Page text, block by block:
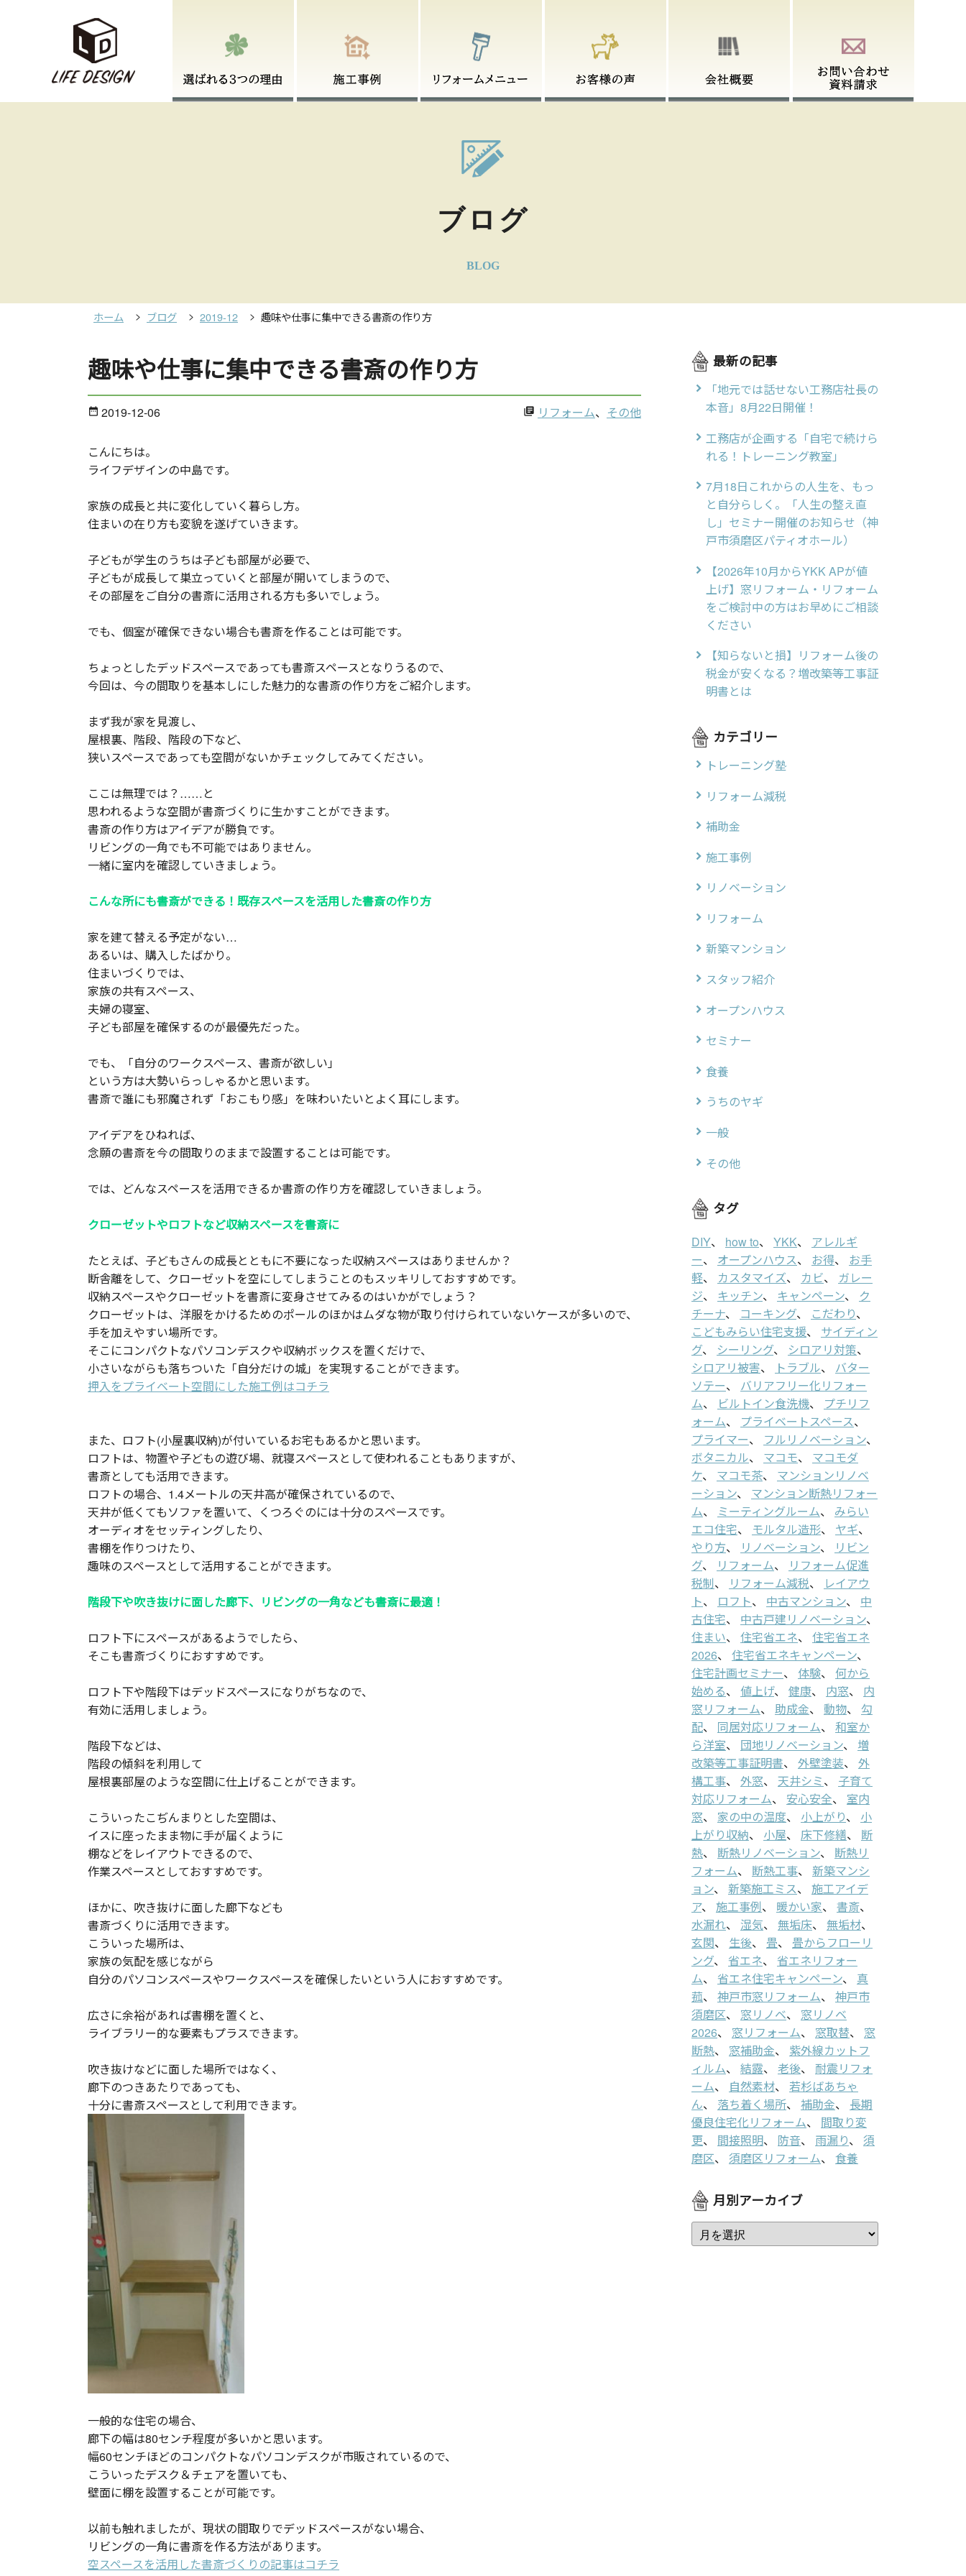
ブログ
BLOG
ホーム ブログ 2019-12 趣味や仕事に集中できる書斎の作り方
趣味や仕事に集中できる書斎の作り方
date_range 2019-12-06 library_books リフォーム、 その他
こんにちは。
ライフデザインの中島です。
家族の成長と共に変化していく暮らし方。
住まいの在り方も変貌を遂げていきます。
子どもが学生のうちは子ども部屋が必要で、
子どもが成長して巣立っていくと部屋が開いてしまうので、
その部屋をご自分の書斎に活用される方も多いでしょう。
でも、個室が確保できない場合も書斎を作ることは可能です。
ちょっとしたデッドスペースであっても書斎スペースとなりうるので、
今回は、今の間取りを基本しにした魅力的な書斎の作り方をご紹介します。
まず我が家を見渡し、
屋根裏、階段、階段の下など、
狭いスペースであっても空間がないかチェックしてみてください。
ここは無理では？……と
思われるような空間が書斎づくりに生かすことができます。
書斎の作り方はアイデアが勝負です。
リビングの一角でも不可能ではありません。
一緒に室内を確認していきましょう。
こんな所にも書斎ができる！既存スペースを活用した書斎の作り方
家を建て替える予定がない…
あるいは、購入したばかり。
住まいづくりでは、
家族の共有スペース、
夫婦の寝室、
子ども部屋を確保するのが最優先だった。
でも、「自分のワークスペース、書斎が欲しい」
という方は大勢いらっしゃるかと思います。
書斎で誰にも邪魔されず「おこもり感」を味わいたいとよく耳にします。
アイデアをひねれば、
念願の書斎を今の間取りのままで設置することは可能です。
では、どんなスペースを活用できるか書斎の作り方を確認していきましょう。
クローゼットやロフトなど収納スペースを書斎に
たとえば、子どもさんの成長とともに不要になった収納スペースはありませんか？
断舎離をして、クローゼットを空にしてしまうことのもスッキリしておすすめです。
収納スペースやクローゼットを書斎に変身させてみるのはいかがでしょう？
クローゼットは、洋服をかけるためのポールのほかはムダな物が取り付けられていないケースが多いので、
手を加えやすい場所です。
そこにコンパクトなパソコンデスクや収納ボックスを置くだけで、
小さいながらも落ちついた「自分だけの城」を実現することができます。
押入をプライベート空間にした施工例はコチラ
また、ロフト(小屋裏収納)が付いているお宅もあるかと思います。
ロフトは、物置や子どもの遊び場、就寝スペースとして使われることもありますが、
書斎としても活用できます。
ロフトの場合、1.4メートルの天井高が確保されているので、
天井が低くてもソファを置いて、くつろぐのには十分のスペースです。
オーディオをセッティングしたり、
書棚を作りつけたり、
趣味のスペースとして活用することができます。
階段下や吹き抜けに面した廊下、リビングの一角なども書斎に最適！
ロフト下にスペースがあるようでしたら、
そこも書斎づくりにおすすめです。
ロフト下や階段下はデッドスペースになりがちなので、
有効に活用しましょう。
階段下などは、
階段の傾斜を利用して
屋根裏部屋のような空間に仕上げることができます。
こういったこぢんまりとした空間は、
イスに座ったまま物に手が届くように
棚などをレイアウトできるので、
作業スペースとしておすすめです。
ほかに、吹き抜けに面した廊下なども
書斎づくりに活用できます。
こういった場所は、
家族の気配を感じながら
自分のパソコンスペースやワークスペースを確保したいという人におすすめです。
広さに余裕があれば書棚を置くと、
ライブラリー的な要素もプラスできます。
吹き抜けなどに面した場所ではなく、
廊下のつきあたりであっても、
十分に書斎スペースとして利用できます。
一般的な住宅の場合、
廊下の幅は80センチ程度が多いかと思います。
幅60センチほどのコンパクトなパソコンデスクが市販されているので、
こういったデスク＆チェアを置いても、
壁面に棚を設置することが可能です。
以前も触れましたが、現状の間取りでデッドスペースがない場合、
リビングの一角に書斎を作る方法があります。
空スペースを活用した書斎づくりの記事はコチラ
最新の記事
「地元では話せない工務店社長の
本音」8月22日開催！
工務店が企画する「自宅で続けら
れる！トレーニング教室」
7月18日これからの人生を、もっ
と自分らしく。「人生の整え直
し」セミナー開催のお知らせ（神
戸市須磨区パティオホール）
【2026年10月からYKK APが値
上げ】窓リフォーム・リフォーム
をご検討中の方はお早めにご相談
ください
【知らないと損】リフォーム後の
税金が安くなる？増改築等工事証
明書とは
カテゴリー
トレーニング塾
リフォーム減税
補助金
施工事例
リノベーション
リフォーム
新築マンション
スタッフ紹介
オープンハウス
セミナー
食養
うちのヤギ
一般
その他
タグ
DIY、 how to、 YKK、
アレルギ
ー、 オープンハウス、 お得、
お手
軽、 カスタマイズ、 カビ、
ガレー
ジ、 キッチン、 キャンペーン、
ク
チーナ、 コーキング、 こだわり、
こどもみらい住宅支援、
サイディン
グ、 シーリング、 シロアリ対策、
シロアリ被害、 トラブル、
バター
ソテー、
バリアフリー化リフォー
ム、 ビルトイン食洗機、
プチリフ
ォーム、 プライベートスペース、
プライマー、 フルリノベーション、
ボタニカル、 マコモ、
マコモダ
ケ、 マコモ茶、
マンションリノベ
ーション、
マンション断熱リフォー
ム、 ミーティングルーム、
みらい
エコ住宅、 モルタル造形、 ヤギ、
やり方、 リノベーション、
リビン
グ、 リフォーム、
リフォーム促進
税制、 リフォーム減税、
レイアウ
ト、 ロフト、 中古マンション、
中
古住宅、 中古戸建リノベーション、
住まい、 住宅省エネ、
住宅省エネ
2026、 住宅省エネキャンペーン、
住宅計画セミナー、 体験、
何から
始める、 値上げ、 健康、 内窓、
内
窓リフォーム、 助成金、 動物、
勾
配、 同居対応リフォーム、
和室か
ら洋室、 団地リノベーション、
増
改築等工事証明書、 外壁塗装、
外
構工事、 外窓、 天井シミ、
子育て
対応リフォーム、 安心安全、
室内
窓、 家の中の温度、 小上がり、
小
上がり収納、 小屋、 床下修繕、
断
熱、 断熱リノベーション、
断熱リ
フォーム、 断熱工事、
新築マンシ
ョン、 新築施工ミス、
施工アイデ
ア、 施工事例、 暖かい家、 書斎、
水漏れ、 湿気、 無垢床、 無垢材、
玄関、 生後、 畳、
畳からフローリ
ング、 省エネ、
省エネリフォー
ム、 省エネ住宅キャンペーン、
真
菰、 神戸市窓リフォーム、
神戸市
須磨区、 窓リノベ、
窓リノベ
2026、 窓リフォーム、 窓取替、
窓
断熱、 窓補助金、
紫外線カットフ
ィルム、 結露、 老後、
耐震リフォ
ーム、 自然素材、
若杉ばあちゃ
ん、 落ち着く場所、 補助金、
長期
優良住宅化リフォーム、
間取り変
更、 間接照明、 防音、 雨漏り、
須
磨区、 須磨区リフォーム、 食養
月別アーカイブ